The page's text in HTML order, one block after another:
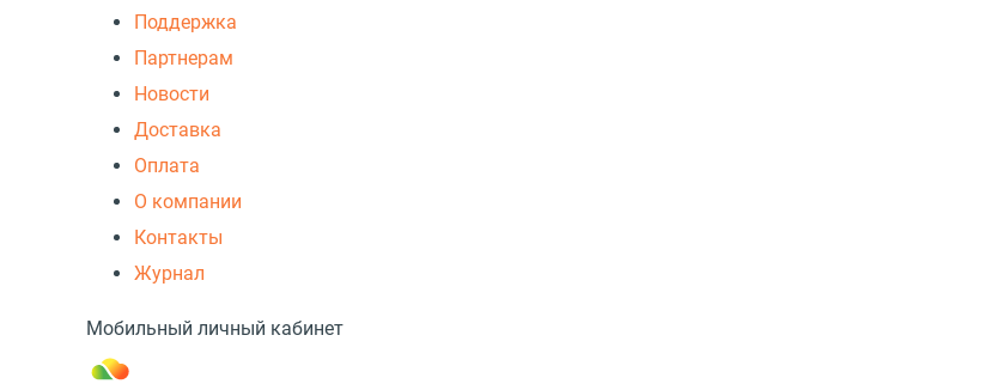
Поддержка
Партнерам
Новости
Доставка
Оплата
О компании
Контакты
Журнал
Мобильный личный кабинет